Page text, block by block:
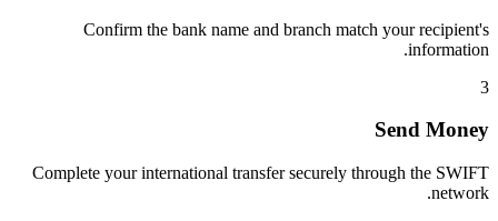
Confirm the bank name and branch match your recipient's
information.
3
Send Money
Complete your international transfer securely through the SWIFT
network.